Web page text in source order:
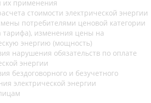
их применения
стоимости электрической энергии
потребителями ценовой категории
тарифа), изменения цены на
энергию (мощность)
нарушения обязательств по оплате
энергии
бездоговорного и безучетного
электрической энергии